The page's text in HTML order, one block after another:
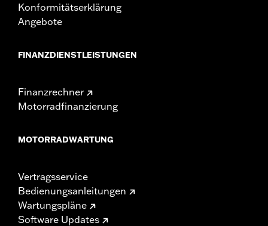
Konformitätserklärung
Angebote
FINANZDIENSTLEISTUNGEN
Finanzrechner
Motorradfinanzierung
MOTORRADWARTUNG
Vertragsservice
Bedienungsanleitungen
Wartungspläne
Software Updates